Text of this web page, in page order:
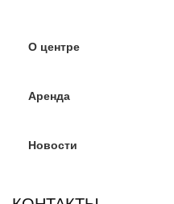
О центре
Аренда
Новости